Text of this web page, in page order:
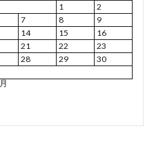
1
2
7 8
9
14 15
16
21 22
23
28 29
30